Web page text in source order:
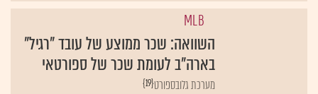
MLB
השוואה: שכר ממוצע של עובד "רגיל"
בארה"ב לעומת שכר של ספורטאי
{19}מערכת גלובספורט